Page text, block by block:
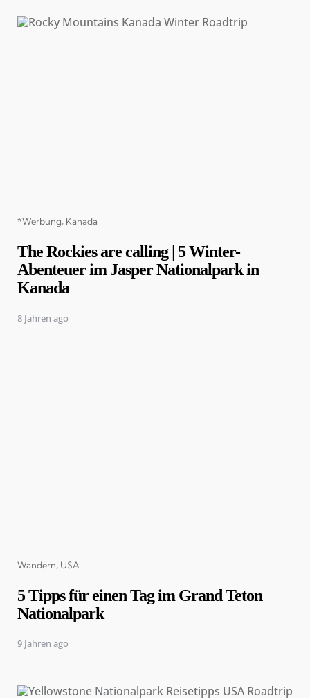
Categories
*Werbung Kanada
The Rockies are calling | 5 Winter-
Abenteuer im Jasper Nationalpark in
Kanada
8 Jahren ago
Categories
Wandern USA
5 Tipps für einen Tag im Grand Teton
Nationalpark
9 Jahren ago